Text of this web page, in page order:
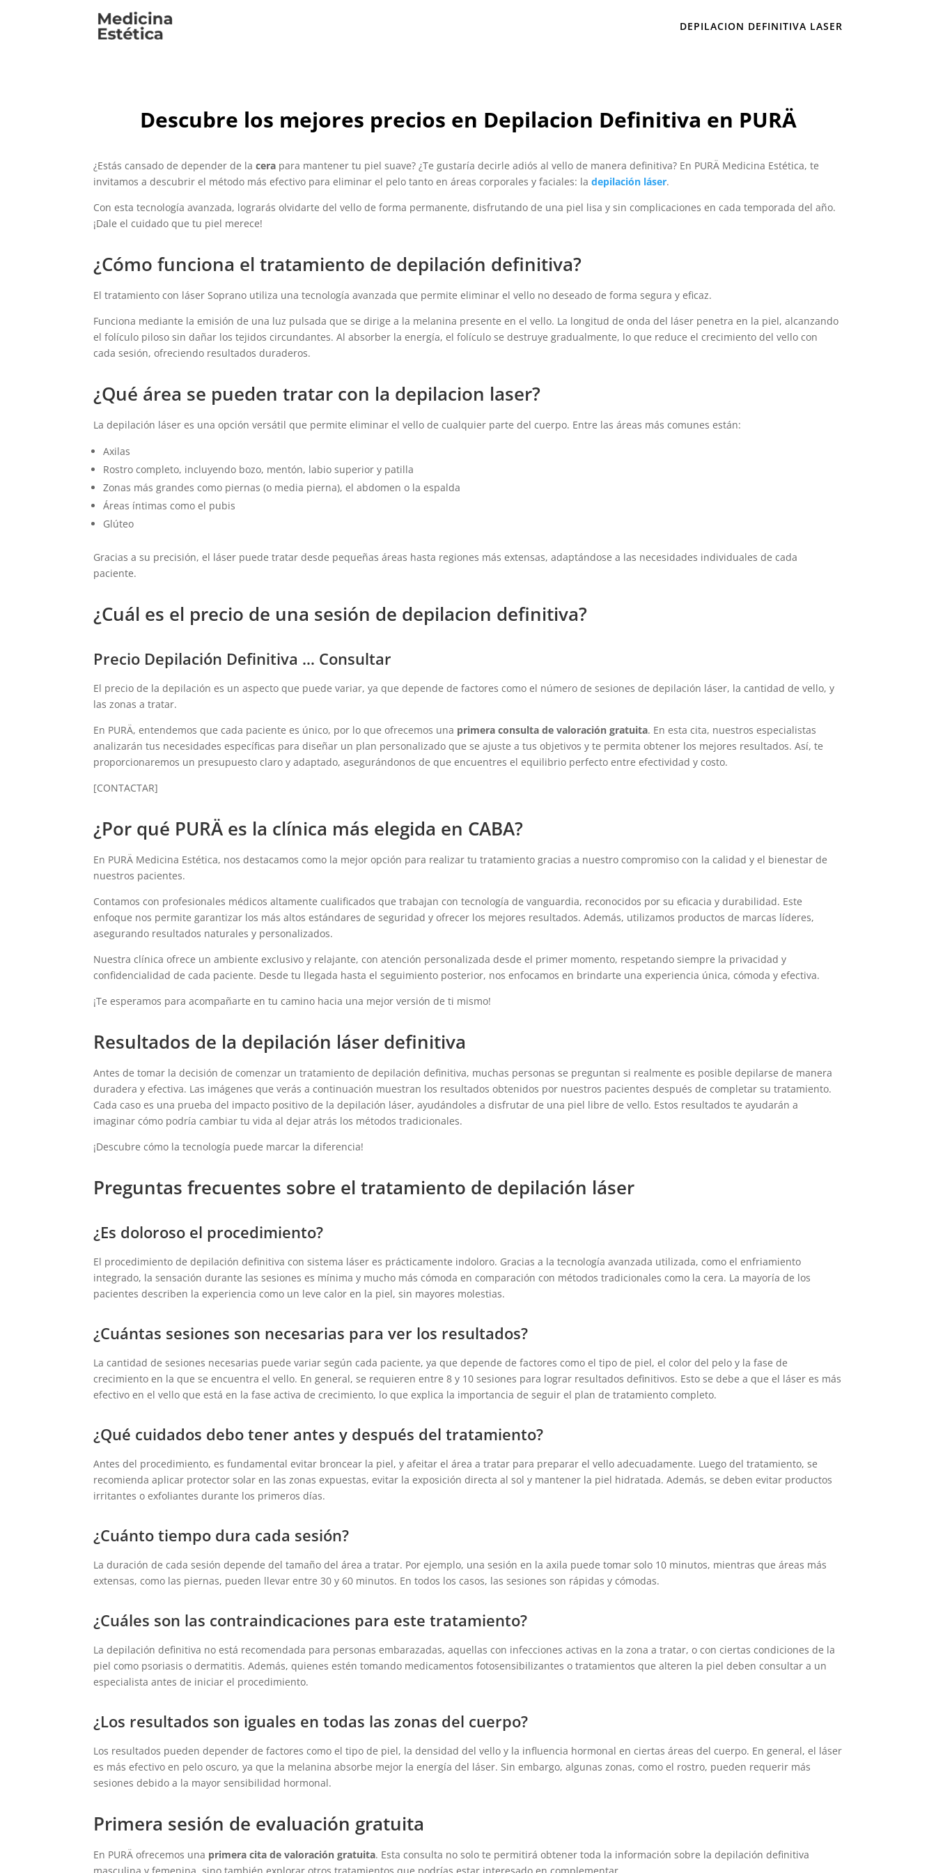
DEPILACION DEFINITIVA LASER
Descubre los mejores precios en Depilacion Definitiva en PURÄ
¿Estás cansado de depender de lacera para mantener tu piel suave? ¿Te gustaría decirle adiós al vello de manera definitiva? En PURÄ Medicina Estética, te
invitamos a descubrir el método más efectivo para eliminar el pelo tanto en áreas corporales y faciales: ladepilación láser.
Con esta tecnología avanzada, lograrás olvidarte del vello de forma permanente, disfrutando de una piel lisa y sin complicaciones en cada temporada del año.
¡Dale el cuidado que tu piel merece!
¿Cómo funciona el tratamiento de depilación definitiva?
El tratamiento con láser Soprano utiliza una tecnología avanzada que permite eliminar el vello no deseado de forma segura y eficaz.
Funciona mediante la emisión de una luz pulsada que se dirige a la melanina presente en el vello. La longitud de onda del láser penetra en la piel, alcanzando
el folículo piloso sin dañar los tejidos circundantes. Al absorber la energía, el folículo se destruye gradualmente, lo que reduce el crecimiento del vello con
cada sesión, ofreciendo resultados duraderos.
¿Qué área se pueden tratar con la depilacion laser?
La depilación láser es una opción versátil que permite eliminar el vello de cualquier parte del cuerpo. Entre las áreas más comunes están:
Axilas
Rostro completo, incluyendo bozo, mentón, labio superior y patilla
Zonas más grandes como piernas (o media pierna), el abdomen o la espalda
Áreas íntimas como el pubis
Glúteo
Gracias a su precisión, el láser puede tratar desde pequeñas áreas hasta regiones más extensas, adaptándose a las necesidades individuales de cada
paciente.
¿Cuál es el precio de una sesión de depilacion definitiva?
Precio Depilación Definitiva … Consultar
El precio de la depilación es un aspecto que puede variar, ya que depende de factores como el número de sesiones de depilación láser, la cantidad de vello, y
las zonas a tratar.
En PURÄ, entendemos que cada paciente es único, por lo que ofrecemos una primera consulta de valoración gratuita. En esta cita, nuestros especialistas
analizarán tus necesidades específicas para diseñar un plan personalizado que se ajuste a tus objetivos y te permita obtener los mejores resultados. Así, te
proporcionaremos un presupuesto claro y adaptado, asegurándonos de que encuentres el equilibrio perfecto entre efectividad y costo.
[CONTACTAR]
¿Por qué PURÄ es la clínica más elegida en CABA?
En PURÄ Medicina Estética, nos destacamos como la mejor opción para realizar tu tratamiento gracias a nuestro compromiso con la calidad y el bienestar de
nuestros pacientes.
Contamos con profesionales médicos altamente cualificados que trabajan con tecnología de vanguardia, reconocidos por su eficacia y durabilidad. Este
enfoque nos permite garantizar los más altos estándares de seguridad y ofrecer los mejores resultados. Además, utilizamos productos de marcas líderes,
asegurando resultados naturales y personalizados.
Nuestra clínica ofrece un ambiente exclusivo y relajante, con atención personalizada desde el primer momento, respetando siempre la privacidad y
confidencialidad de cada paciente. Desde tu llegada hasta el seguimiento posterior, nos enfocamos en brindarte una experiencia única, cómoda y efectiva.
¡Te esperamos para acompañarte en tu camino hacia una mejor versión de ti mismo!
Resultados de la depilación láser definitiva
Antes de tomar la decisión de comenzar un tratamiento de depilación definitiva, muchas personas se preguntan si realmente es posible depilarse de manera
duradera y efectiva. Las imágenes que verás a continuación muestran los resultados obtenidos por nuestros pacientes después de completar su tratamiento.
Cada caso es una prueba del impacto positivo de la depilación láser, ayudándoles a disfrutar de una piel libre de vello. Estos resultados te ayudarán a
imaginar cómo podría cambiar tu vida al dejar atrás los métodos tradicionales.
¡Descubre cómo la tecnología puede marcar la diferencia!
Preguntas frecuentes sobre el tratamiento de depilación láser
¿Es doloroso el procedimiento?
El procedimiento de depilación definitiva con sistema láser es prácticamente indoloro. Gracias a la tecnología avanzada utilizada, como el enfriamiento
integrado, la sensación durante las sesiones es mínima y mucho más cómoda en comparación con métodos tradicionales como la cera. La mayoría de los
pacientes describen la experiencia como un leve calor en la piel, sin mayores molestias.
¿Cuántas sesiones son necesarias para ver los resultados?
La cantidad de sesiones necesarias puede variar según cada paciente, ya que depende de factores como el tipo de piel, el color del pelo y la fase de
crecimiento en la que se encuentra el vello. En general, se requieren entre 8 y 10 sesiones para lograr resultados definitivos. Esto se debe a que el láser es más
efectivo en el vello que está en la fase activa de crecimiento, lo que explica la importancia de seguir el plan de tratamiento completo.
¿Qué cuidados debo tener antes y después del tratamiento?
Antes del procedimiento, es fundamental evitar broncear la piel, y afeitar el área a tratar para preparar el vello adecuadamente. Luego del tratamiento, se
recomienda aplicar protector solar en las zonas expuestas, evitar la exposición directa al sol y mantener la piel hidratada. Además, se deben evitar productos
irritantes o exfoliantes durante los primeros días.
¿Cuánto tiempo dura cada sesión?
La duración de cada sesión depende del tamaño del área a tratar. Por ejemplo, una sesión en la axila puede tomar solo 10 minutos, mientras que áreas más
extensas, como las piernas, pueden llevar entre 30 y 60 minutos. En todos los casos, las sesiones son rápidas y cómodas.
¿Cuáles son las contraindicaciones para este tratamiento?
La depilación definitiva no está recomendada para personas embarazadas, aquellas con infecciones activas en la zona a tratar, o con ciertas condiciones de la
piel como psoriasis o dermatitis. Además, quienes estén tomando medicamentos fotosensibilizantes o tratamientos que alteren la piel deben consultar a un
especialista antes de iniciar el procedimiento.
¿Los resultados son iguales en todas las zonas del cuerpo?
Los resultados pueden depender de factores como el tipo de piel, la densidad del vello y la influencia hormonal en ciertas áreas del cuerpo. En general, el láser
es más efectivo en pelo oscuro, ya que la melanina absorbe mejor la energía del láser. Sin embargo, algunas zonas, como el rostro, pueden requerir más
sesiones debido a la mayor sensibilidad hormonal.
Primera sesión de evaluación gratuita
En PURÄ ofrecemos una primera cita de valoración gratuita. Esta consulta no solo te permitirá obtener toda la información sobre la depilación definitiva